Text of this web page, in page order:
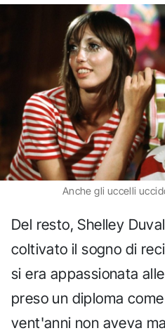
Anche gli uccelli
Del resto, Shelley
coltivato il sogno di
si era appassionata
preso un diploma
vent'anni non aveva